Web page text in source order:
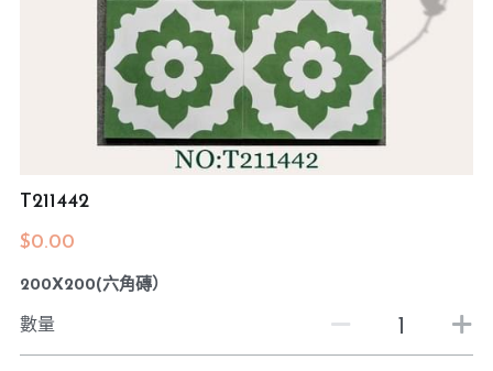
聯絡我們
登錄/ 註冊
預約度尺
T211442
$0.00
200X200(六角磚）
數量